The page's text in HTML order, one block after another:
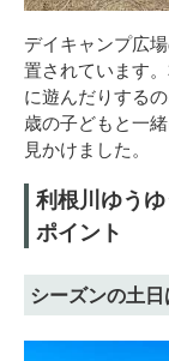
デイキャンプ広
置されています
に遊んだりする
歳の子どもと一
見かけました。
利根川ゆう
ポイント
シーズンの土